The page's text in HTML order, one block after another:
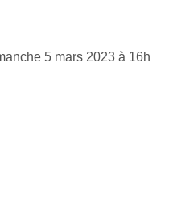
5 mars 2023 à 16h